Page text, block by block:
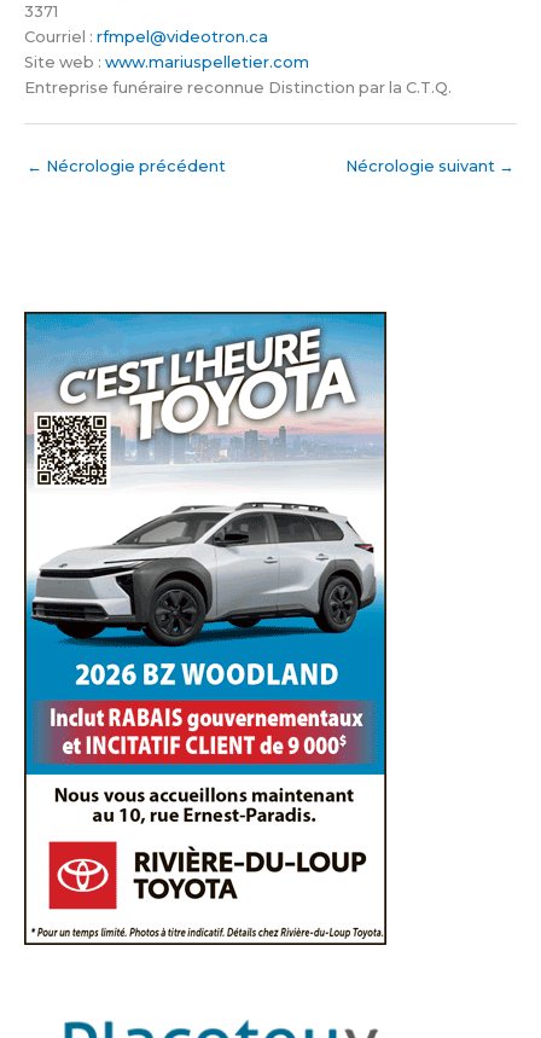
3371
Courriel : rfmpel@videotron.ca
Site web : www.mariuspelletier.com
Entreprise funéraire reconnue Distinction par la C.T.Q.
← Nécrologie précédent Nécrologie suivant →